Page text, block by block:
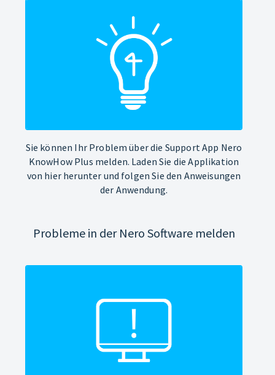
Sie können Ihr Problem über die Support App Nero
KnowHow Plus melden. Laden Sie die Applikation
von hier herunter und folgen Sie den Anweisungen
der Anwendung.
Probleme in der Nero Software melden